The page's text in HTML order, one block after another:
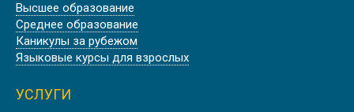
PADWORTH COLLEGE, АНГЛИЯ
Высшее образование
Среднее образование
Каникулы за рубежом
Языковые курсы для взрослых
УСЛУГИ